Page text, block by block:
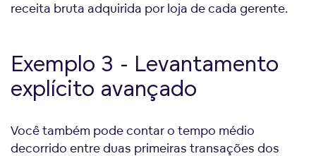
receita bruta adquirida por loja de cada gerente.
Exemplo 3 - Levantamento
explícito avançado
Você também pode contar o tempo médio
decorrido entre duas primeiras transações dos